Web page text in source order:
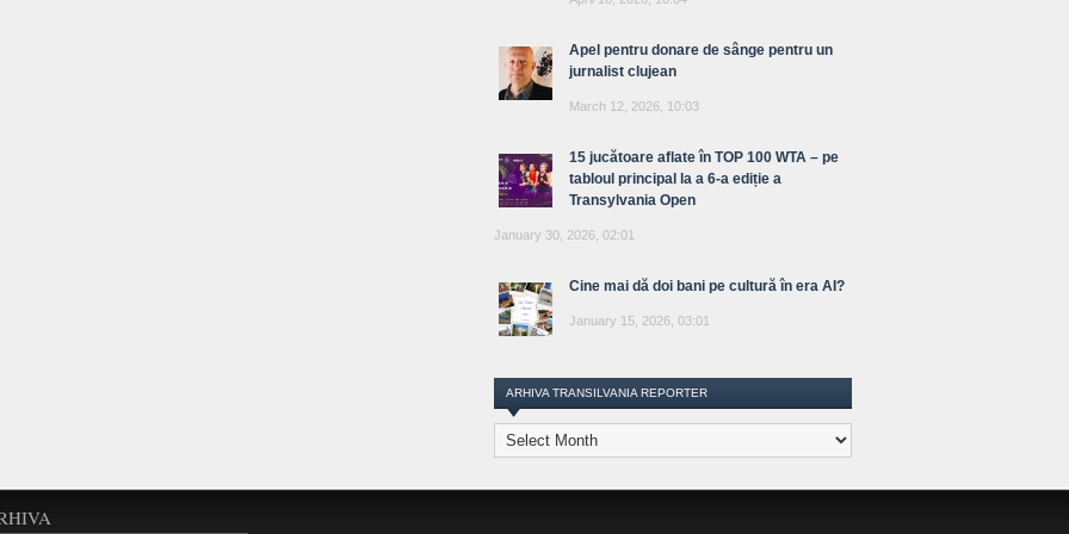
Apel pentru donare de sânge pentru un
jurnalist clujean
March 12, 2026, 10:03
15 jucătoare aflate în TOP 100 WTA – pe
tabloul principal la a 6-a ediție a
Transylvania Open
January 30, 2026, 02:01
Cine mai dă doi bani pe cultură în era AI?
January 15, 2026, 03:01
ARHIVA TRANSILVANIA REPORTER
Arhiva
Transilvania